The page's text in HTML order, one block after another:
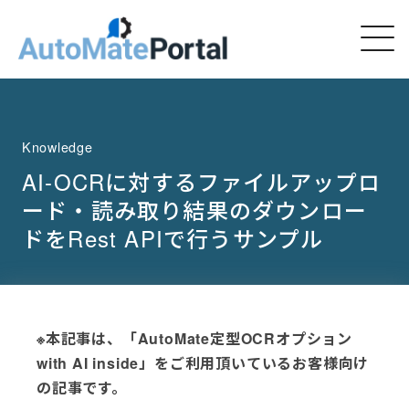
Knowledge
AI-OCRに対するファイルアップロ
ード・読み取り結果のダウンロー
ドをRest APIで行うサンプル
※本記事は、「AutoMate定型OCRオプション
with AI inside」をご利用頂いているお客様向け
の記事です。